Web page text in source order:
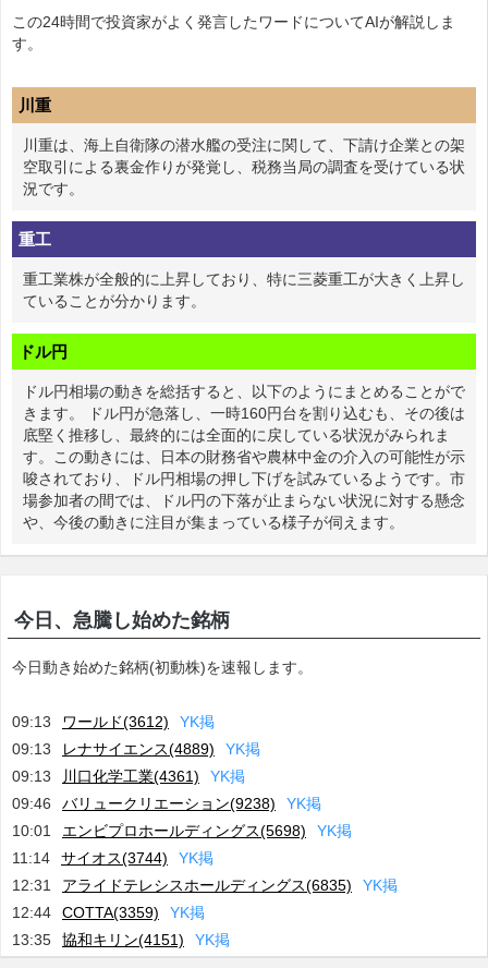
この24時間で投資家がよく発言したワードについてAIが解説しま
す。
川重
川重は、海上自衛隊の潜水艦の受注に関して、下請け企業との架
空取引による裏金作りが発覚し、税務当局の調査を受けている状
況です。
重工
重工業株が全般的に上昇しており、特に三菱重工が大きく上昇し
ていることが分かります。
ドル円
ドル円相場の動きを総括すると、以下のようにまとめることがで
きます。 ドル円が急落し、一時160円台を割り込むも、その後は
底堅く推移し、最終的には全面的に戻している状況がみられま
す。この動きには、日本の財務省や農林中金の介入の可能性が示
唆されており、ドル円相場の押し下げを試みているようです。市
場参加者の間では、ドル円の下落が止まらない状況に対する懸念
や、今後の動きに注目が集まっている様子が伺えます。
今日、急騰し始めた銘柄
今日動き始めた銘柄(初動株)を速報します。
09:13 ワールド(3612) YK掲
09:13
レナサイエンス(4889) YK掲
09:13
川口化学工業(4361) YK掲
09:46
バリュークリエーション(9238) YK掲
10:01
エンビプロホールディングス(5698) YK掲
11:14
サイオス(3744) YK掲
12:31
アライドテレシスホールディングス(6835) YK掲
12:44
COTTA(3359) YK掲
13:35
協和キリン(4151) YK掲